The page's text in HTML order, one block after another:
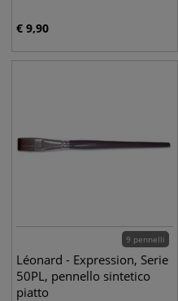
€ 9,90
9 pennelli
Léonard - Expression, Serie
50PL, pennello sintetico
piatto